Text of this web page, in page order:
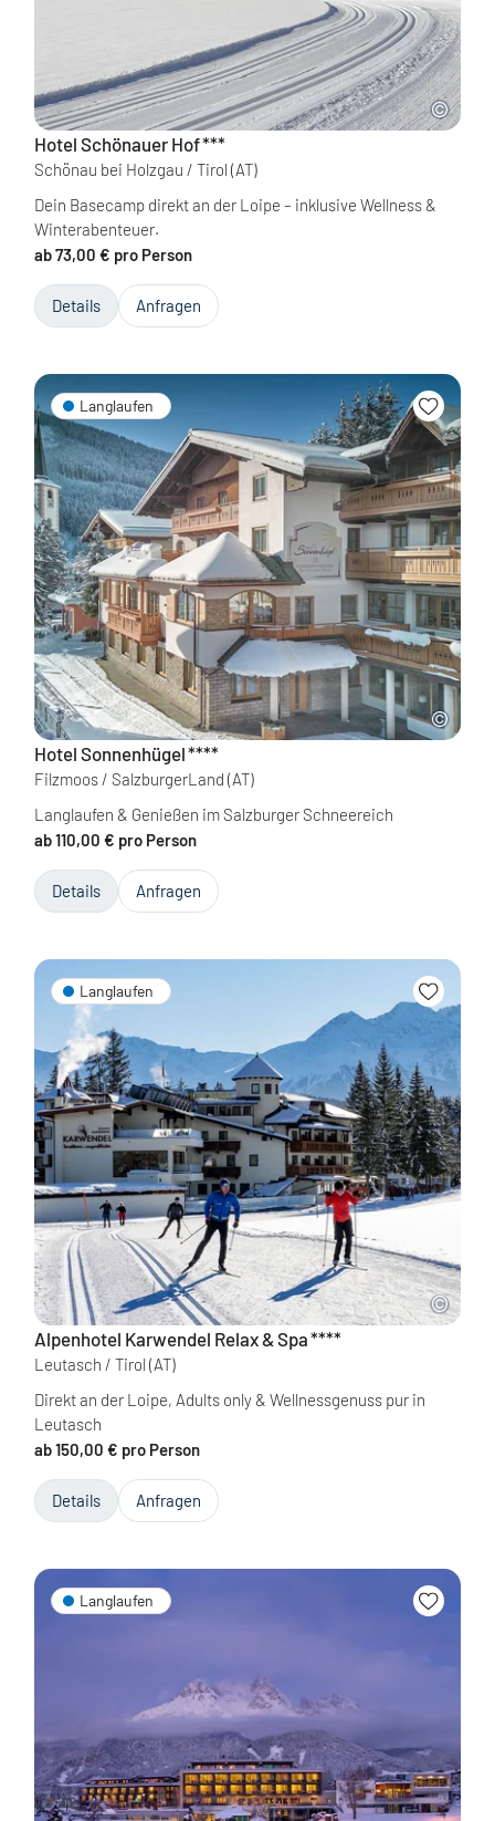
Hotel Schönauer Hof***
Schönau bei Holzgau / Tirol (AT)
Dein Basecamp direkt an der Loipe – inklusive Wellness &
Winterabenteuer.
ab 73,00 € pro Person
Details Anfragen
Langlaufen
Hotel Sonnenhügel****
Filzmoos / SalzburgerLand (AT)
Langlaufen & Genießen im Salzburger Schneereich
ab 110,00 € pro Person
Details Anfragen
Langlaufen
Alpenhotel Karwendel Relax & Spa****
Leutasch / Tirol (AT)
Direkt an der Loipe, Adults only & Wellnessgenuss pur in
Leutasch
ab 150,00 € pro Person
Details Anfragen
Langlaufen